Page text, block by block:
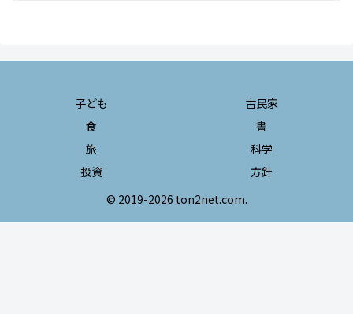
子ども
古民家
食
書
旅
科学
投資
方針
© 2019-2026 ton2net.com.